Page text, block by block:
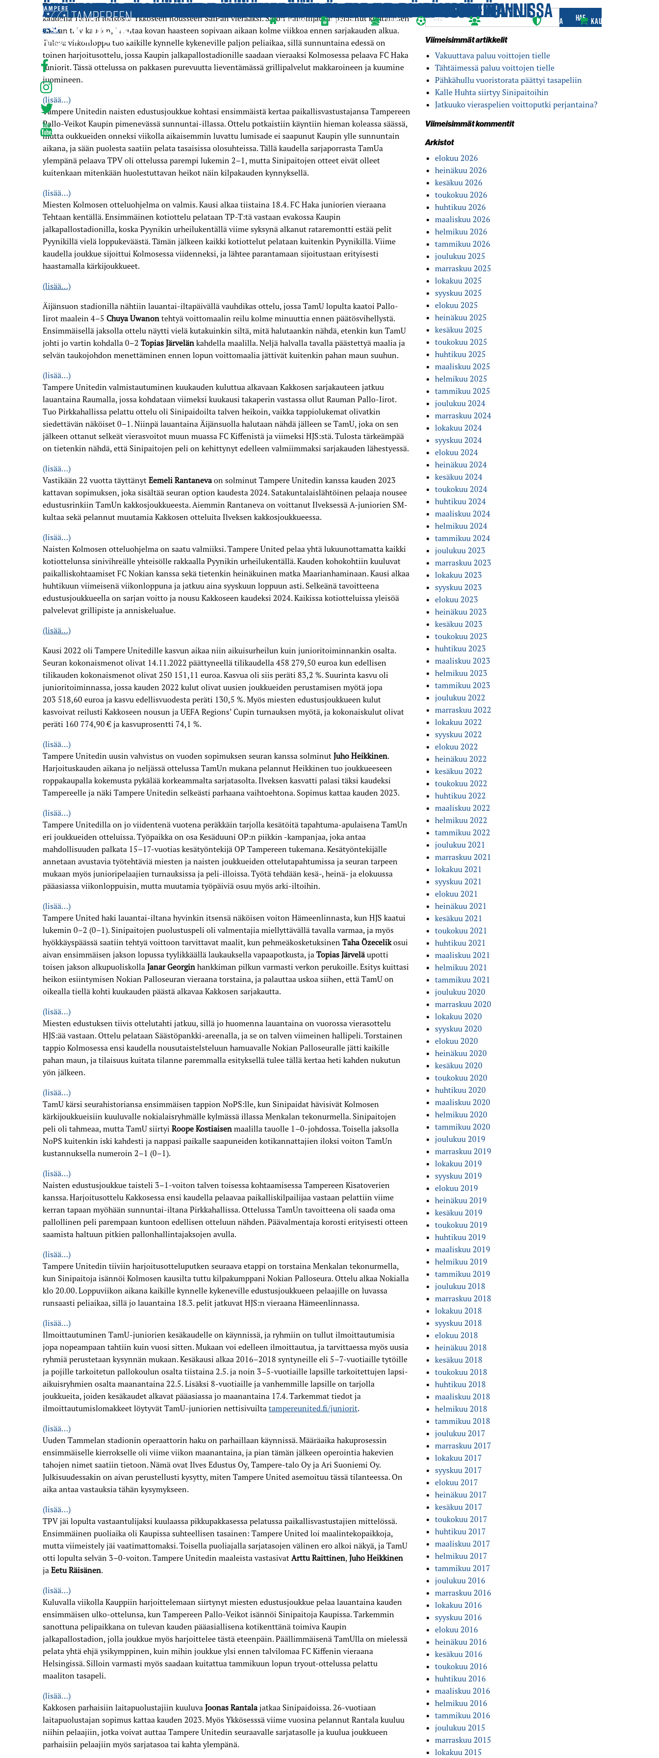
ETUSIVU UUTISET LIPUT OTTELUT JOUKKUEET SEURA KAUPPA
VIIKONLOPPUNA KOHDATAAN SEKÄ SALPA ETTÄ FC HAKA JUNIORIT
antti
Tampere United kohtaa lauantaina talven kovimman vastustajansa, kun bussi suuntaa Saloon viime
kaudella TamUn lohkosta Ykköseen nousseen SalPan vieraaksi. Salon Palloilijat on pelannut kohtalaisen
vahvan talvikauden, ja antaa kovan haasteen sopivaan aikaan kolme viikkoa ennen sarjakauden alkua.
Tuleva viikonloppu tuo kaikille kynnelle kykeneville paljon peliaikaa, sillä sunnuntaina edessä on
toinen harjoitusottelu, jossa Kaupin jalkapallostadionille saadaan vieraaksi Kolmosessa pelaava FC Haka
juniorit. Tässä ottelussa on pakkasen purevuutta lieventämässä grillipalvelut makkaroineen ja kuumine
juomineen.
(lisää…)
VIIMEINEN OTTELU ENNEN SUOMEN CUPIN ALKUA TOI NIUKAN TAPPION TPV:LLE
antti
Tampere Unitedin naisten edustusjoukkue kohtasi ensimmäistä kertaa paikallisvastustajansa Tampereen
Pallo-Veikot Kaupin pimenevässä sunnuntai-illassa. Ottelu potkaistiin käyntiin hieman koleassa säässä,
mutta oukkueiden onneksi viikolla aikaisemmin luvattu lumisade ei saapunut Kaupin ylle sunnuntain
aikana, ja sään puolesta saatiin pelata tasaisissa olosuhteissa. Tällä kaudella sarjaporrasta TamUa
ylempänä pelaava TPV oli ottelussa parempi lukemin 2–1, mutta Sinipaitojen otteet eivät olleet
kuitenkaan mitenkään huolestuttavan heikot näin kilpakauden kynnyksellä.
(lisää…)
KAKKOS­­­JOUKKUEEN KAUSI KOLMOSESSA ALKAA 18.4. TEHTAAN KENTÄLLÄ
antti
Miesten Kolmosen otteluohjelma on valmis. Kausi alkaa tiistaina 18.4. FC Haka juniorien vieraana
Tehtaan kentällä. Ensimmäinen kotiottelu pelataan TP-T:tä vastaan evakossa Kaupin
jalkapallostadionilla, koska Pyynikin urheilukentällä viime syksynä alkanut rataremontti estää pelit
Pyynikillä vielä loppukeväästä. Tämän jälkeen kaikki kotiottelut pelataan kuitenkin Pyynikillä. Viime
kaudella joukkue sijoittui Kolmosessa viidenneksi, ja lähtee parantamaan sijoitustaan erityisesti
haastamalla kärkijoukkueet.
(lisää…)
ÄIJÄNSUOLTA VOITTO OMAN PÄÄN VUOTAMISESTA HUOLIMATTA
antti
Äijänsuon stadionilla nähtiin lauantai-iltapäivällä vauhdikas ottelu, jossa TamU lopulta kaatoi Pallo-
Iirot maalein 4–5 Chuya Uwanon tehtyä voittomaalin reilu kolme minuuttia ennen päätösvihellystä.
Ensimmäisellä jaksolla ottelu näytti vielä kutakuinkin siltä, mitä halutaankin nähdä, etenkin kun TamU
johti jo vartin kohdalla 0–2 Topias Järvelän kahdella maalilla. Neljä halvalla tavalla päästettyä maalia ja
selvän taukojohdon menettäminen ennen lopun voittomaalia jättivät kuitenkin pahan maun suuhun.
(lisää…)
LAUANTAINA RAUMALLA ON VASTASSA TUTTU JOUKKUE
antti
Tampere Unitedin valmistautuminen kuukauden kuluttua alkavaan Kakkosen sarjakauteen jatkuu
lauantaina Raumalla, jossa kohdataan viimeksi kuukausi takaperin vastassa ollut Rauman Pallo-Iirot.
Tuo Pirkkahallissa pelattu ottelu oli Sinipaidoilta talven heikoin, vaikka tappiolukemat olivatkin
siedettävän näköiset 0–1. Niinpä lauantaina Äijänsuolla halutaan nähdä jälleen se TamU, joka on sen
jälkeen ottanut selkeät vierasvoitot muun muassa FC Kiffenistä ja viimeksi HJS:stä. Tulosta tärkeämpää
on tietenkin nähdä, että Sinipaitojen peli on kehittynyt edelleen valmiimmaksi sarjakauden lähestyessä.
(lisää…)
EEMELI RANTANEVA TUO VAIHTO­EHDON LAITAPAKI­N TONTILLE
antti
Vastikään 22 vuotta täyttänyt Eemeli Rantanevaon solminut Tampere Unitedin kanssa kauden 2023
kattavan sopimuksen, joka sisältää seuran option kaudesta 2024. Satakuntalais­lähtöinen pelaaja nousee
edustusrinkiin TamUn kakkosjoukkueesta. Aiemmin Rantaneva on voittanut Ilveksessä A-juniorien SM-
kultaa sekä pelannut muutamia Kakkosen otteluita Ilveksen kakkosjoukkueessa.
(lisää…)
NAISTEN EDUSTUS­­JOUKKUE PELAA KOTIOTTELUNSA PYYNIKILLÄ
antti
Naisten Kolmosen otteluohjelma on saatu valmiiksi. Tampere United pelaa yhtä lukuunottamatta kaikki
kotiottelunsa sinivihreälle yhteisölle rakkaalla Pyynikin urheilukentällä. Kauden kohokohtiin kuuluvat
paikalliskohtaamiset FC Nokian kanssa sekä tietenkin heinäkuinen matka Maarianhaminaan. Kausi alkaa
huhtikuun viimeisenä viikonloppuna ja jatkuu aina syyskuun loppuun asti. Selkeänä tavoitteena
edustusjoukkueella on sarjan voitto ja nousu Kakkoseen kaudeksi 2024. Kaikissa kotiotteluissa yleisöä
palvelevat grillipiste ja anniskelualue.
(lisää…)
TAMPERE UNITEDIN TALOUS KASVOI VOIMAKKAASTI VUONNA 2022
antti
Kausi 2022 oli Tampere Unitedille kasvun aikaa niin aikuisurheilun kuin junioritoiminnankin osalta.
Seuran kokonaismenot olivat 14.11.2022 päättyneellä tilikaudella 458 279,50 euroa kun edellisen
tilikauden kokonaismenot olivat 250 151,11 euroa. Kasvua oli siis peräti 83,2 %. Suurinta kasvu oli
junioritoiminnassa, jossa kauden 2022 kulut olivat uusien joukkueiden perustamisen myötä jopa
203 518,60 euroa ja kasvu edellisvuodesta peräti 130,5 %. Myös miesten edustusjoukkueen kulut
kasvoivat reilusti Kakkoseen nousun ja UEFA Regions’ Cupin turnauksen myötä, ja kokonaiskulut olivat
peräti 160 774,90 € ja kasvuprosentti 74,1 %.
(lisää…)
YKKÖSESSÄ RUTINOITUNUT JUHO HEIKKINEN VAHVISTAA SINIPAITOJA
antti
Tampere Unitedin uusin vahvistus on vuoden sopimuksen seuran kanssa solminut Juho Heikkinen.
Harjoituskauden aikana jo neljässä ottelussa TamUn mukana pelannut Heikkinen tuo joukkueeseen
roppakaupalla kokemusta pykälää korkeammalta sarjatasolta. Ilveksen kasvatti palasi täksi kaudeksi
Tampereelle ja näki Tampere Unitedin selkeästi parhaana vaihtoehtona. Sopimus kattaa kauden 2023.
(lisää…)
TAMPERE UNITED PALKAA TAPAHTUMA-APULAISEN OP TAMPEREEN TUELLA
antti
Tampere Unitedilla on jo viidentenä vuotena peräkkäin tarjolla kesätöitä tapahtuma-apulaisena TamUn
eri joukkueiden otteluissa. Työpaikka on osa Kesäduuni OP:n piikkin -kampanjaa, joka antaa
mahdollisuuden palkata 15–17-vuotias kesätyöntekijä OP Tampereen tukemana. Kesätyöntekijälle
annetaan avustavia työtehtäviä miesten ja naisten joukkueiden ottelutapahtumissa ja seuran tarpeen
mukaan myös junioripelaajien turnauksissa ja peli-illoissa. Työtä tehdään kesä-, heinä- ja elokuussa
pääasiassa viikonloppuisin, mutta muutamia työpäiviä osuu myös arki-iltoihin.
(lisää…)
TAMU PALASI OMALLE TASOLLEEN HJS:N VIERAANA
antti
Tampere United haki lauantai-iltana hyvinkin itsensä näköisen voiton Hämeenlinnasta, kun HJS kaatui
lukemin 0–2 (0–1). Sinipaitojen puolustuspeli oli valmentajia miellyttävällä tavalla varmaa, ja myös
hyökkäyspäässä saatiin tehtyä voittoon tarvittavat maalit, kun pehmeäkosketuksinen Taha Özecelikosui
aivan ensimmäisen jakson lopussa tyylikkäällä laukauksella vapaapotkusta, ja Topias Järveläupotti
toisen jakson alkupuoliskolla Janar Georgin hankkiman pilkun varmasti verkon perukoille. Esitys kuittasi
heikon esiintymisen Nokian Palloseuran vieraana torstaina, ja palauttaa uskoa siihen, että TamU on
oikealla tiellä kohti kuukauden päästä alkavaa Kakkosen sarjakautta.
(lisää…)
KIIVAS PELITAHTI JATKUU LAUANTAINA HJS:N VIERAANA
antti
Miesten edustuksen tiivis ottelutahti jatkuu, sillä jo huomenna lauantaina on vuorossa vierasottelu
HJS:ää vastaan. Ottelu pelataan Säästöpankki-areenalla, ja se on talven viimeinen hallipeli. Torstainen
tappio Kolmosessa ensi kaudella nousutaistelsteluun hamuavalle Nokian Palloseuralle jätti kaikille
pahan maun, ja tilaisuus kuitata tilanne paremmalla esityksellä tulee tällä kertaa heti kahden nukutun
yön jälkeen.
(lisää…)
NOPS JA KYLMÄ SÄÄ JÄÄDYTTIVÄT TAMUN PELIN
antti
TamU kärsi seurahistoriansa ensimmäisen tappion NoPS:lle, kun Sinipaidat hävisivät Kolmosen
kärkijoukkueisiin kuuluvalle nokialaisryhmälle kylmässä illassa Menkalan tekonurmella. Sinipaitojen
peli oli tahmeaa, mutta TamU siirtyi Roope Kostiaisen maalilla tauolle 1–0-johdossa. Toisella jaksolla
NoPS kuitenkin iski kahdesti ja nappasi paikalle saapuneiden kotikannattajien iloksi voiton TamUn
kustannuksella numeroin 2–1 (0–1).
(lisää…)
TAMU PETRASI PELIÄÄN TALVEN TOISESSA TKT-KOHTAAMISESSA
antti
Naisten edustusjoukkue taisteli 3–1-voiton talven toisessa kohtaamisessa Tampereen Kisatoverien
kanssa. Harjoitusottelu Kakkosessa ensi kaudella pelaavaa paikalliskilpailijaa vastaan pelattiin viime
kerran tapaan myöhään sunnuntai-iltana Pirkkahallissa. Ottelussa TamUn tavoitteena oli saada oma
pallollinen peli parempaan kuntoon edellisen otteluun nähden. Päävalmentaja korosti erityisesti otteen
saamista haltuun pitkien pallonhallintajaksojen avulla.
(lisää…)
TAMU KOHTAA NOPSIN TORSTAI-ILLAN HARJOITUS­OTTELUSSA
antti
Tampere Unitedin tiiviin harjoitusotteluputken seuraava etappi on torstaina Menkalan tekonurmella,
kun Sinipaitoja isännöi Kolmosen kausilta tuttu kilpakumppani Nokian Palloseura. Ottelu alkaa Nokialla
klo 20.00. Loppuviikon aikana kaikille kynnelle kykeneville edustusjoukkueen pelaajille on luvassa
runsaasti peliaikaa, sillä jo lauantaina 18.3. pelit jatkuvat HJS:n vieraana Hämeenlinnassa.
(lisää…)
ILMOITTAUTUMINEN TAMU-JUNIORIEN KESÄKAUDELLE ON KÄYNNISSÄ
antti
Ilmoittautuminen TamU-juniorien kesäkaudelle on käynnissä, ja ryhmiin on tullut ilmoittautumisia
jopa nopeampaan tahtiin kuin vuosi sitten. Mukaan voi edelleen ilmoittautua, ja tarvittaessa myös uusia
ryhmiä perustetaan kysynnän mukaan. Kesäkausi alkaa 2016–2018 syntyneille eli 5–7-vuotiaille tytöille
ja pojille tarkoitetun pallokoulun osalta tiistaina 2.5. ja noin 3–5-vuotiaille lapsille tarkoitettujen lapsi-
aikuisryhmien osalta maanantaina 22.5. Lisäksi 8-vuotiaille ja vanhemmille lapsille on tarjolla
joukkueita, joiden kesäkaudet alkavat pääasiassa jo maanantaina 17.4. Tarkemmat tiedot ja
ilmoittautumis­lomakkeet löytyvät TamU-juniorien nettisivuilta tampereunited.fi/juniorit.
(lisää…)
TAMU KANNATTAA SEUROJEN YHTEISTYÖTÄ TAMMELAN STADIONIN OPEROINNISSA
antti
Uuden Tammelan stadionin operaattorin haku on parhaillaan käynnissä. Määräaika hakuprosessin
ensimmäiselle kierrokselle oli viime viikon maanantaina, ja pian tämän jälkeen operointia hakevien
tahojen nimet saatiin tietoon. Nämä ovat Ilves Edustus Oy, Tampere-talo Oy ja Ari Suoniemi Oy.
Julkisuudessakin on aivan perustellusti kysytty, miten Tampere United asemoituu tässä tilanteessa. On
aika antaa vastauksia tähän kysymykseen.
(lisää…)
PAIKALLIS­OTTELU PÄÄTTYI TAMUN SELVÄÄN VOITTOON
antti
TPV jäi lopulta vastaantulijaksi kuulaassa pikkupakkasessa pelatussa paikallisvastustajien mittelössä.
Ensimmäinen puoliaika oli Kaupissa suhteellisen tasainen: Tampere United loi maalintekopaikkoja,
mutta viimeistely jäi vaatimattomaksi. Toisella puoliajalla sarjatasojen välinen ero alkoi näkyä, ja TamU
otti lopulta selvän 3–0-voiton. Tampere Unitedin maaleista vastasivat Arttu Raittinen, Juho Heikkinen
ja Eetu Räisänen.
(lisää…)
TAMU JA TPV KOHTAAVAT TALVI­DERBYN TOISESSA OSASSA KAUPISSA
antti
Kuluvalla viikolla Kauppiin harjoittelemaan siirtynyt miesten edustusjoukkue pelaa lauantaina kauden
ensimmäisen ulko-ottelunsa, kun Tampereen Pallo-Veikot isännöi Sinipaitoja Kaupissa. Tarkemmin
sanottuna pelipaikkana on tulevan kauden pääasiallisena kotikenttänä toimiva Kaupin
jalkapallostadion, jolla joukkue myös harjoittelee tästä eteenpäin. Päällimmäisenä TamUlla on mielessä
pelata yhtä ehjä ysikymppinen, kuin mihin joukkue ylsi ennen talvilomaa FC Kiffenin vieraana
Helsingissä. Silloin varmasti myös saadaan kuitattua tammikuun lopun tryout-ottelussa pelattu
maaliton tasapeli.
(lisää…)
JOONAS RANTALA DOMINOI TÄLLÄKIN KAUDELLA VASENTA LAITAA
antti
Kakkosen parhaisiin laitapuolustajiin kuuluva Joonas Rantalajatkaa Sinipaidoissa. 26-vuotiaan
laitapuolustajan sopimus kattaa kauden 2023. Myös Ykkösesssä viime vuosina pelannut Rantala kuuluu
niihin pelaajiin, jotka voivat auttaa Tampere Unitedin seuraavalle sarjatasolle ja kuulua joukkueen
parhaisiin pelaajiin myös sarjatasoa tai kahta ylempänä.
Viimeisimmät artikkelit
Vakuuttava paluu voittojen tielle
Tähtäimessä paluu voittojen tielle
Pähkähullu vuoristo­rata päättyi tasapeliin
Kalle Huhta siirtyy Sinipaitoihin
Jatkuuko vieras­pelien voitto­putki perjantaina?
Viimeisimmät kommentit
Arkistot
elokuu 2026
heinäkuu 2026
kesäkuu 2026
toukokuu 2026
huhtikuu 2026
maaliskuu 2026
helmikuu 2026
tammikuu 2026
joulukuu 2025
marraskuu 2025
lokakuu 2025
syyskuu 2025
elokuu 2025
heinäkuu 2025
kesäkuu 2025
toukokuu 2025
huhtikuu 2025
maaliskuu 2025
helmikuu 2025
tammikuu 2025
joulukuu 2024
marraskuu 2024
lokakuu 2024
syyskuu 2024
elokuu 2024
heinäkuu 2024
kesäkuu 2024
toukokuu 2024
huhtikuu 2024
maaliskuu 2024
helmikuu 2024
tammikuu 2024
joulukuu 2023
marraskuu 2023
lokakuu 2023
syyskuu 2023
elokuu 2023
heinäkuu 2023
kesäkuu 2023
toukokuu 2023
huhtikuu 2023
maaliskuu 2023
helmikuu 2023
tammikuu 2023
joulukuu 2022
marraskuu 2022
lokakuu 2022
syyskuu 2022
elokuu 2022
heinäkuu 2022
kesäkuu 2022
toukokuu 2022
huhtikuu 2022
maaliskuu 2022
helmikuu 2022
tammikuu 2022
joulukuu 2021
marraskuu 2021
lokakuu 2021
syyskuu 2021
elokuu 2021
heinäkuu 2021
kesäkuu 2021
toukokuu 2021
huhtikuu 2021
maaliskuu 2021
helmikuu 2021
tammikuu 2021
joulukuu 2020
marraskuu 2020
lokakuu 2020
syyskuu 2020
elokuu 2020
heinäkuu 2020
kesäkuu 2020
toukokuu 2020
huhtikuu 2020
maaliskuu 2020
helmikuu 2020
tammikuu 2020
joulukuu 2019
marraskuu 2019
lokakuu 2019
syyskuu 2019
elokuu 2019
heinäkuu 2019
kesäkuu 2019
toukokuu 2019
huhtikuu 2019
maaliskuu 2019
helmikuu 2019
tammikuu 2019
joulukuu 2018
marraskuu 2018
lokakuu 2018
syyskuu 2018
elokuu 2018
heinäkuu 2018
kesäkuu 2018
toukokuu 2018
huhtikuu 2018
maaliskuu 2018
helmikuu 2018
tammikuu 2018
joulukuu 2017
marraskuu 2017
lokakuu 2017
syyskuu 2017
elokuu 2017
heinäkuu 2017
kesäkuu 2017
toukokuu 2017
huhtikuu 2017
maaliskuu 2017
helmikuu 2017
tammikuu 2017
joulukuu 2016
marraskuu 2016
lokakuu 2016
syyskuu 2016
elokuu 2016
heinäkuu 2016
kesäkuu 2016
toukokuu 2016
huhtikuu 2016
maaliskuu 2016
helmikuu 2016
tammikuu 2016
joulukuu 2015
marraskuu 2015
lokakuu 2015